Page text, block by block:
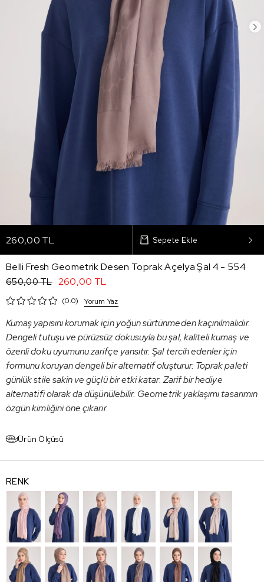
260,00 TL
Belli Fresh Geometrik Desen Toprak Açelya Şal 4 - 554
650,00 TL 260,00 TL
0.0 Yorum Yaz
Kumaş yapısını korumak için yoğun sürtünmeden kaçınılmalıdır.
Dengeli tutuşu ve pürüzsüz dokusuyla bu şal, kaliteli kumaş ve
özenli doku uyumunu zarifçe yansıtır. Şal tercih edenler için
formunu koruyan dengeli bir alternatif oluşturur. Toprak paleti
günlük stile sakin ve güçlü bir etki katar. Zarif bir hediye
alternatifi olarak da düşünülebilir. Geometrik yaklaşımı tasarımın
özgün kimliğini öne çıkarır.
Ürün Ölçüsü
RENK